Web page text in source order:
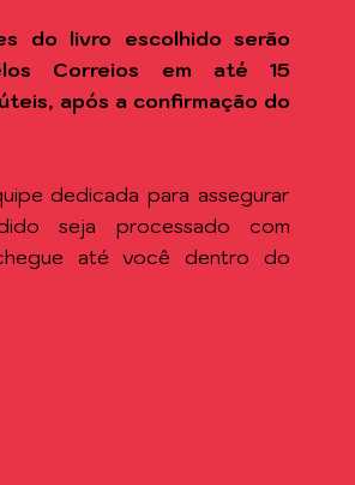
do livro escolhido serão
Correios em até 15
após a confirmação do
dedicada para assegurar
seja processado com
até você dentro do